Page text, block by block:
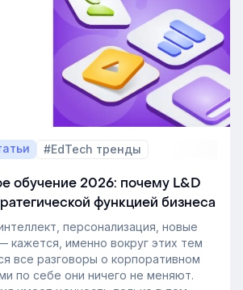
#EdTech тренды
обучение 2026: почему L&D
функцией бизнеса
персонализация, новые
кажется, именно вокруг этих тем
все разговоры о корпоративном
по себе они ничего не меняют.